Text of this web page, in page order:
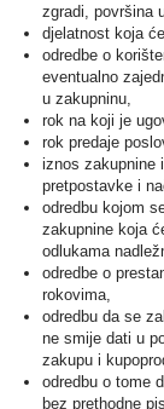
zgradi, površina
djelatnost koja
odredbe o
eventualno
u zakupninu,
rok na koji je
rok predaje
iznos zakupnine
pretpostavke i
odredbu kojom
zakupnine koja
odlukama
odredbe o
rokovima,
odredbu da se
ne smije dati u
zakupu i
odredbu o tome
bez prethodne